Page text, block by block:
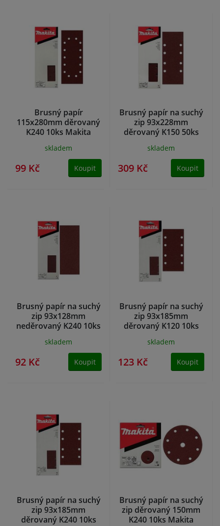
Brusný papír
115x280mm děrovaný
K240 10ks Makita
skladem
99 Kč Koupit
Brusný papír na suchý
zip 93x228mm
děrovaný K150 50ks
skladem
309 Kč Koupit
Brusný papír na suchý
zip 93x128mm
neděrovaný K240 10ks
skladem
92 Kč Koupit
Brusný papír na suchý
zip 93x185mm
děrovaný K120 10ks
skladem
123 Kč Koupit
Brusný papír na suchý
zip 93x185mm
děrovaný K240 10ks
Brusný papír na suchý
zip děrovaný 150mm
K240 10ks Makita